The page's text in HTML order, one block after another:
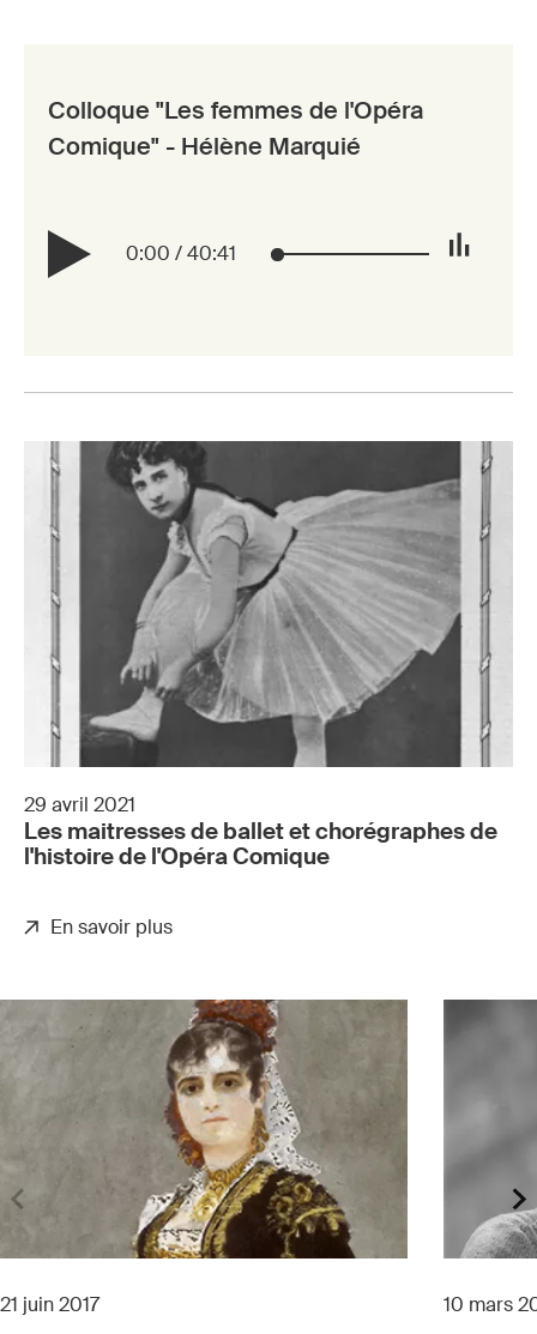
Colloque "Les femmes de l'Opéra
Comique" - Hélène Marquié
0:00 /40:41
29 avril 2021
Les maitresses de ballet et chorégraphes de
l'histoire de l'Opéra Comique
En savoir plus
21 juin 2017 10 mars